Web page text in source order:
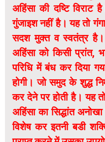
अहिंसा की दष्टि विराट
गुंजाइश नहीं है। यह तो
सदश मुक्त व स्वतंत्र है।
अहिंसा को किसी प्रांत,
परिधि में बंध कर दिया
होगी। जो समुद के शुद्ध
कर देने पर होती है। यह तो
अहिंसा का सिद्धांत
विशेष कर इतनी बडी